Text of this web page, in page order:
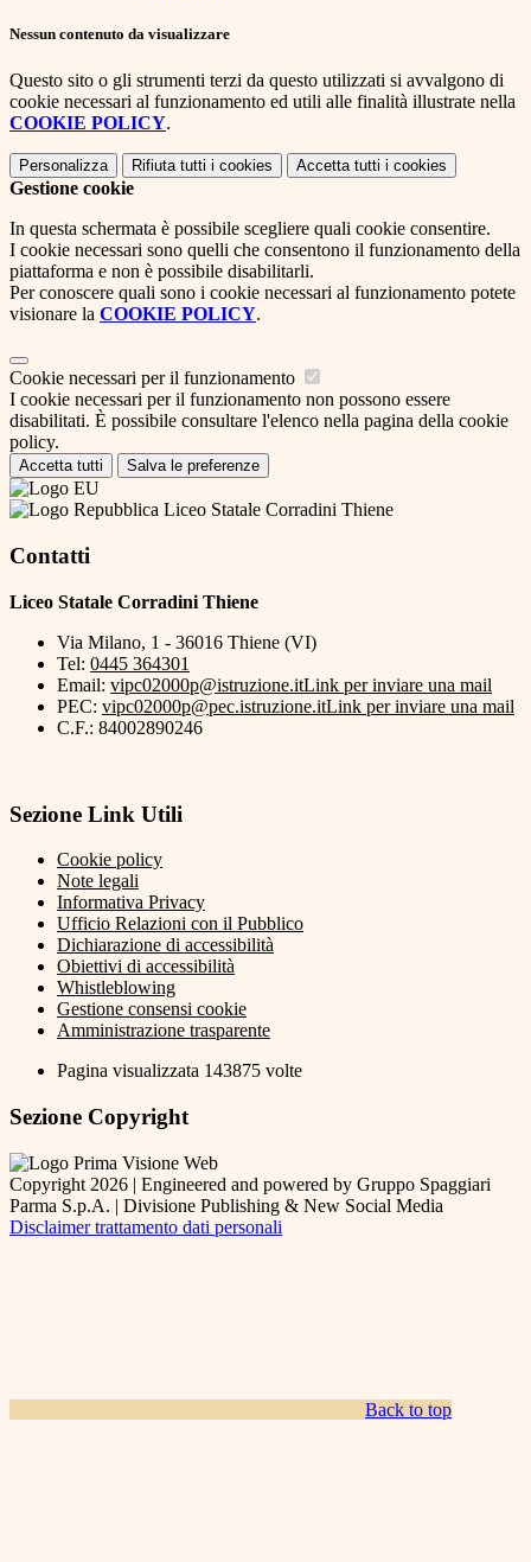
Nessun contenuto da visualizzare
Questo sito o gli strumenti terzi da questo utilizzati si avvalgono di
cookie necessari al funzionamento ed utili alle finalità illustrate nella
COOKIE POLICY.
Personalizza Rifiuta tutti i cookies Accetta tutti i cookies
Gestione cookie
In questa schermata è possibile scegliere quali cookie consentire.
I cookie necessari sono quelli che consentono il funzionamento della
piattaforma e non è possibile disabilitarli.
Per conoscere quali sono i cookie necessari al funzionamento potete
visionare la COOKIE POLICY.
Cookie necessari per il funzionamento
I cookie necessari per il funzionamento non possono essere
disabilitati. È possibile consultare l'elenco nella pagina della cookie
policy.
Accetta tutti Salva le preferenze
Liceo Statale Corradini Thiene
Contatti
Liceo Statale Corradini Thiene
Via Milano, 1 - 36016 Thiene (VI)
Tel: 0445 364301
Email: vipc02000p@istruzione.itLink per inviare una mail
PEC: vipc02000p@pec.istruzione.itLink per inviare una mail
C.F.: 84002890246
Sezione Link Utili
Cookie policy
Note legali
Informativa Privacy
Ufficio Relazioni con il Pubblico
Dichiarazione di accessibilità
Obiettivi di accessibilità
Whistleblowing
Gestione consensi cookie
Amministrazione trasparente
Pagina visualizzata 143875 volte
Sezione Copyright
Copyright 2026 | Engineered and powered by Gruppo Spaggiari
Parma S.p.A. | Divisione Publishing & New Social Media
Disclaimer trattamento dati personali
Back to top